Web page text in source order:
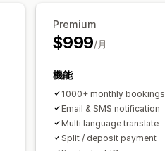
ブランディング
Premium
$999/月
機能
1000+ monthly bookings
Email & SMS notification
Multi language translate
Split / deposit payment